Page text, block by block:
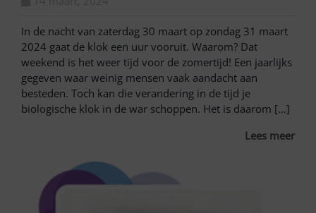
In de nacht van zaterdag 30 maart op zondag 31 maart
2024 gaat de klok een uur vooruit. Waarom? Dat
weekend is het weer tijd voor de zomertijd! Een jaarlijks
gegeven waar weinig mensen vaak aandacht aan
besteden. Toch kan die verandering in de tijd je
biologische klok in de war schoppen. Het is daarom […]
Lees meer